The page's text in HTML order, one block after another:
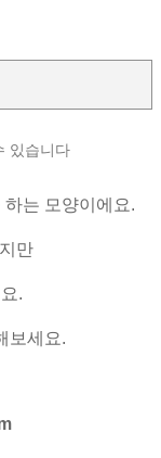
있습니다
는 모양이에요.
만
.
보세요.